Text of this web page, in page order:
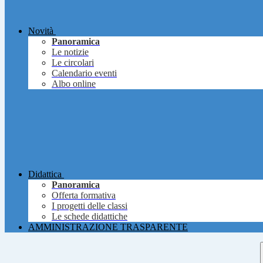
Novità
Panoramica
Le notizie
Le circolari
Calendario eventi
Albo online
Didattica
Panoramica
Offerta formativa
I progetti delle classi
Le schede didattiche
AMMINISTRAZIONE TRASPARENTE